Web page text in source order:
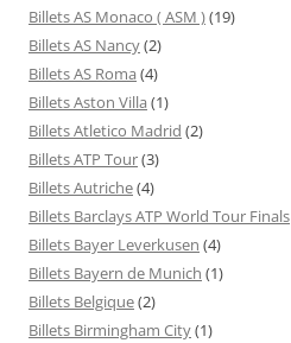
Billets AS Monaco ( ASM )(19)
Billets AS Nancy(2)
Billets AS Roma (4)
Billets Aston Villa (1)
Billets Atletico Madrid (2)
Billets ATP Tour(3)
Billets Autriche(4)
Billets Barclays ATP World Tour Finals
Billets Bayer Leverkusen (4)
Billets Bayern de Munich (1)
Billets Belgique(2)
Billets Birmingham City(1)